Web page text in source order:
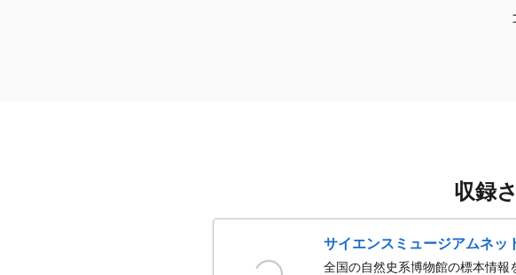
収録
サイエンスミュージアムネッ
全国の自然史系博物館の標本情報